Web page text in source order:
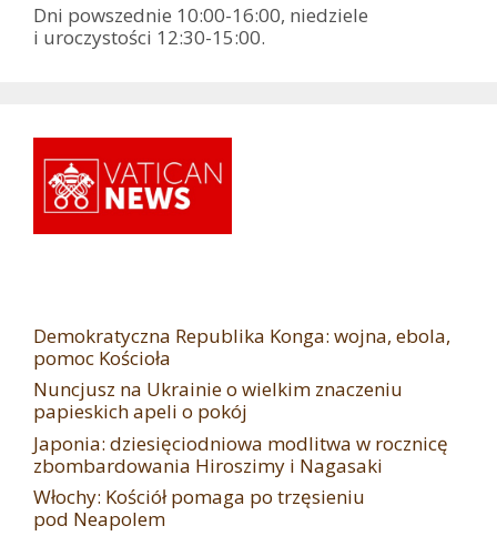
Dni powszednie 10:00-16:00, niedziele
i uroczystości 12:30-15:00.
Demokratyczna Republika Konga: wojna, ebola,
pomoc Kościoła
Nuncjusz na Ukrainie o wielkim znaczeniu
papieskich apeli o pokój
Japonia: dziesięciodniowa modlitwa w rocznicę
zbombardowania Hiroszimy i Nagasaki
Włochy: Kościół pomaga po trzęsieniu
pod Neapolem